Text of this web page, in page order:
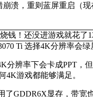
崩溃，重则蓝屏重启（
Ti 选择4K分辨率会绿
分辨率下会卡成PPT，
4K游戏都能够满足。
了GDDR6X显存，带宽